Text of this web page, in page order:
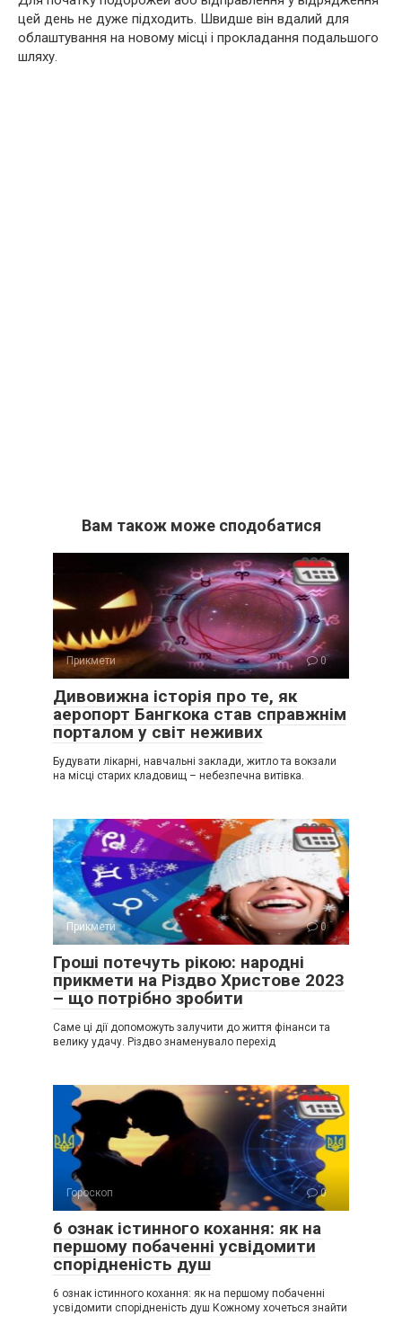
цей день не дуже підходить. Швидше він вдалий для
облаштування на новому місці і прокладання подальшого
шляху.
Вам також може сподобатися
Прикмети 0
Дивовижна історія про те, як
аеропорт Бангкока став справжнім
порталом у світ неживих
Будувати лікарні, навчальні заклади, житло та вокзали
на місці старих кладовищ – небезпечна витівка.
Прикмети 0
Гроші потечуть рікою: народні
прикмети на Різдво Христове 2023
– що потрібно зробити
Саме ці дії допоможуть залучити до життя фінанси та
велику удачу. Різдво знаменувало перехід
Гороскоп 0
6 ознак істинного кохання: як на
першому побаченні усвідомити
спорідненість душ
6 ознак істинного кохання: як на першому побаченні
усвідомити спорідненість душ Кожному хочеться знайти